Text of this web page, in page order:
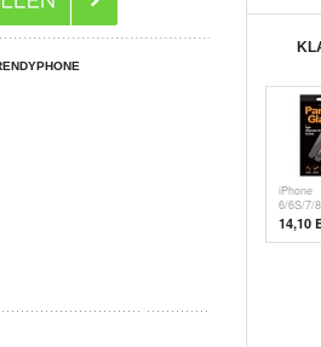
iPhone
6/6S/7/
(2020)/
14,10